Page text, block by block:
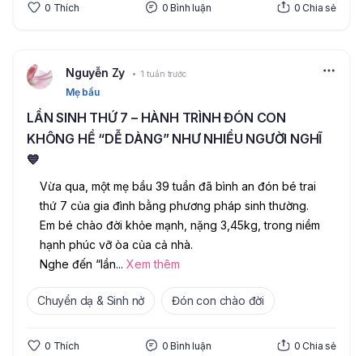
0 Thích 0 Bình luận 0 Chia sẻ
Nguyễn Zy 1 tuần trước
Mẹ bầu
LẦN SINH THỨ 7 – HÀNH TRÌNH ĐÓN CON
KHÔNG HỀ “DỄ DÀNG” NHƯ NHIỀU NGƯỜI NGHĨ
💙
Vừa qua, một mẹ bầu 39 tuần đã bình an đón bé trai
thứ 7 của gia đình bằng phương pháp sinh thường.
Em bé chào đời khỏe mạnh, nặng 3,45kg, trong niềm
hạnh phúc vỡ òa của cả nhà.
Nghe đến “lần... Xem thêm
Chuyển dạ & Sinh nở Đón con chào đời
0 Thích 0 Bình luận 0 Chia sẻ